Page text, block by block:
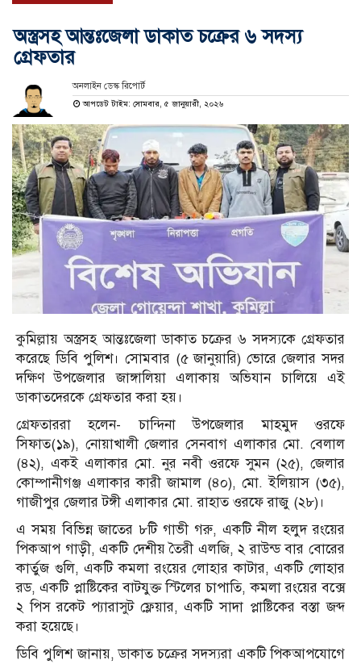
অস্ত্রসহ আন্তঃজেলা ডাকাত চক্রের ৬ সদস্য
গ্রেফতার
অনলাইন ডেস্ক রিপোর্ট
আপডেট টাইম: সোমবার, ৫ জানুয়ারী, ২০২৬
কুমিল্লায় অস্ত্রসহ আন্তঃজেলা ডাকাত চক্রের ৬ সদস্যকে গ্রেফতার
করেছে ডিবি পুলিশ। সোমবার (৫ জানুয়ারি) ভোরে জেলার সদর
দক্ষিণ উপজেলার জাঙ্গালিয়া এলাকায় অভিযান চালিয়ে এই
ডাকাতদেরকে গ্রেফতার করা হয়।
গ্রেফতাররা হলেন- চান্দিনা উপজেলার মাহমুদ ওরফে
সিফাত(১৯), নোয়াখালী জেলার সেনবাগ এলাকার মো. বেলাল
(৪২), একই এলাকার মো. নুর নবী ওরফে সুমন (২৫), জেলার
কোম্পানীগঞ্জ এলাকার কারী জামাল (৪০), মো. ইলিয়াস (৩৫),
গাজীপুর জেলার টঙ্গী এলাকার মো. রাহাত ওরফে রাজু (২৮)।
এ সময় বিভিন্ন জাতের ৮টি গাভী গরু, একটি নীল হলুদ রংয়ের
পিকআপ গাড়ী, একটি দেশীয় তৈরী এলজি, ২ রাউন্ড বার বোরের
কার্তুজ গুলি, একটি কমলা রংয়ের লোহার কাটার, একটি লোহার
রড, একটি প্লাষ্টিকের বাটযুক্ত স্টিলের চাপাতি, কমলা রংয়ের বক্সে
২ পিস রকেট প্যারাসুট ফ্লেয়ার, একটি সাদা প্লাষ্টিকের বস্তা জব্দ
করা হয়েছে।
ডিবি পুলিশ জানায়, ডাকাত চক্রের সদস্যরা একটি পিকআপযোগে